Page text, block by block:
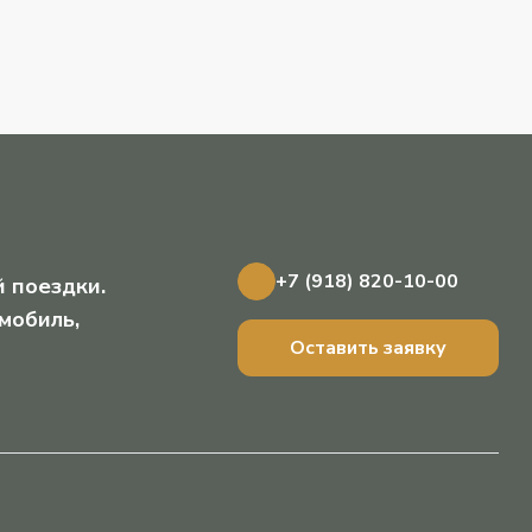
поездки.
+7 (918) 820-10-00
Оставить заявку